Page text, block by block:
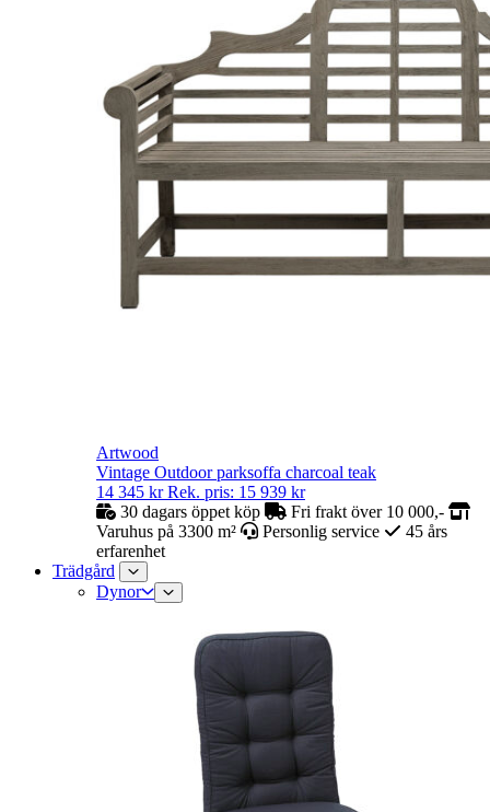
Artwood
Vintage Outdoor parksoffa charcoal teak
14 345 kr Rek. pris: 15 939 kr
30 dagars öppet köp
Fri frakt över 10 000,-
Varuhus på 3300 m²
Personlig service
45 års
erfarenhet
Trädgård
Dynor